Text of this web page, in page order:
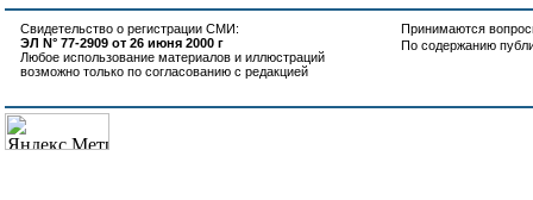
Свидетельство о регистрации СМИ:
ЭЛ N° 77-2909 от 26 июня 2000 г
Любое использование материалов и иллюстраций
возможно только по согласованию с редакцией
Принимаются
По содержанию